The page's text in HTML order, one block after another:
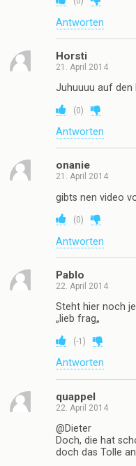
Antworten
Horsti
21. April 2014
Juhuuuu auf den
(0)
Antworten
onanie
21. April 2014
gibts nen video
(0)
Antworten
Pablo
22. April 2014
Steht hier noch
„lieb frag„
(-1 )
Antworten
quappel
22. April 2014
@Dieter
Doch, die hat
doch das Tolle